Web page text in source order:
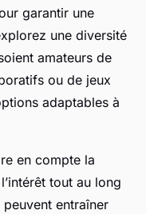
garantir une
une diversité
amateurs de
ou de jeux
adaptables à
en compte la
tout au long
entraîner